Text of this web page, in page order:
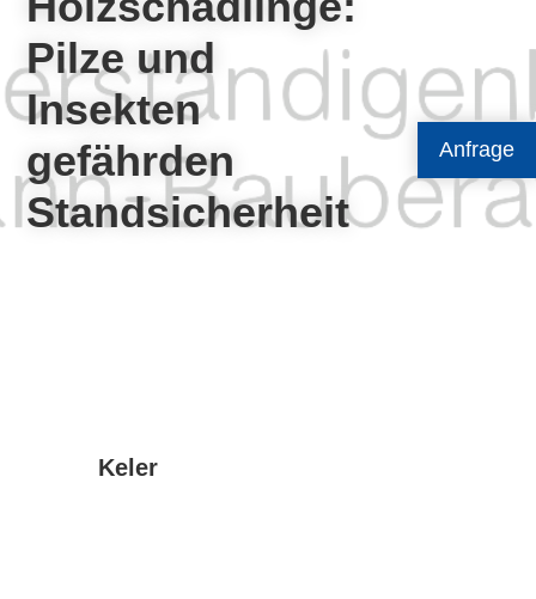
Anfrage
Pilze und
Insekten
gefährden
Standsicherheit
Keler